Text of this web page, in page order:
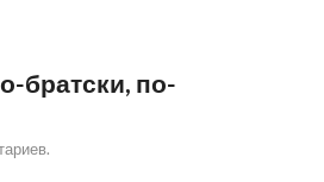
братски, по-